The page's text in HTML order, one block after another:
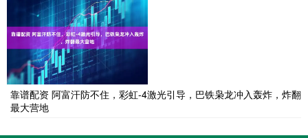
靠谱配资 阿富汗防不住，彩虹-4激光引导，巴铁枭龙冲入轰炸，炸翻
最大营地